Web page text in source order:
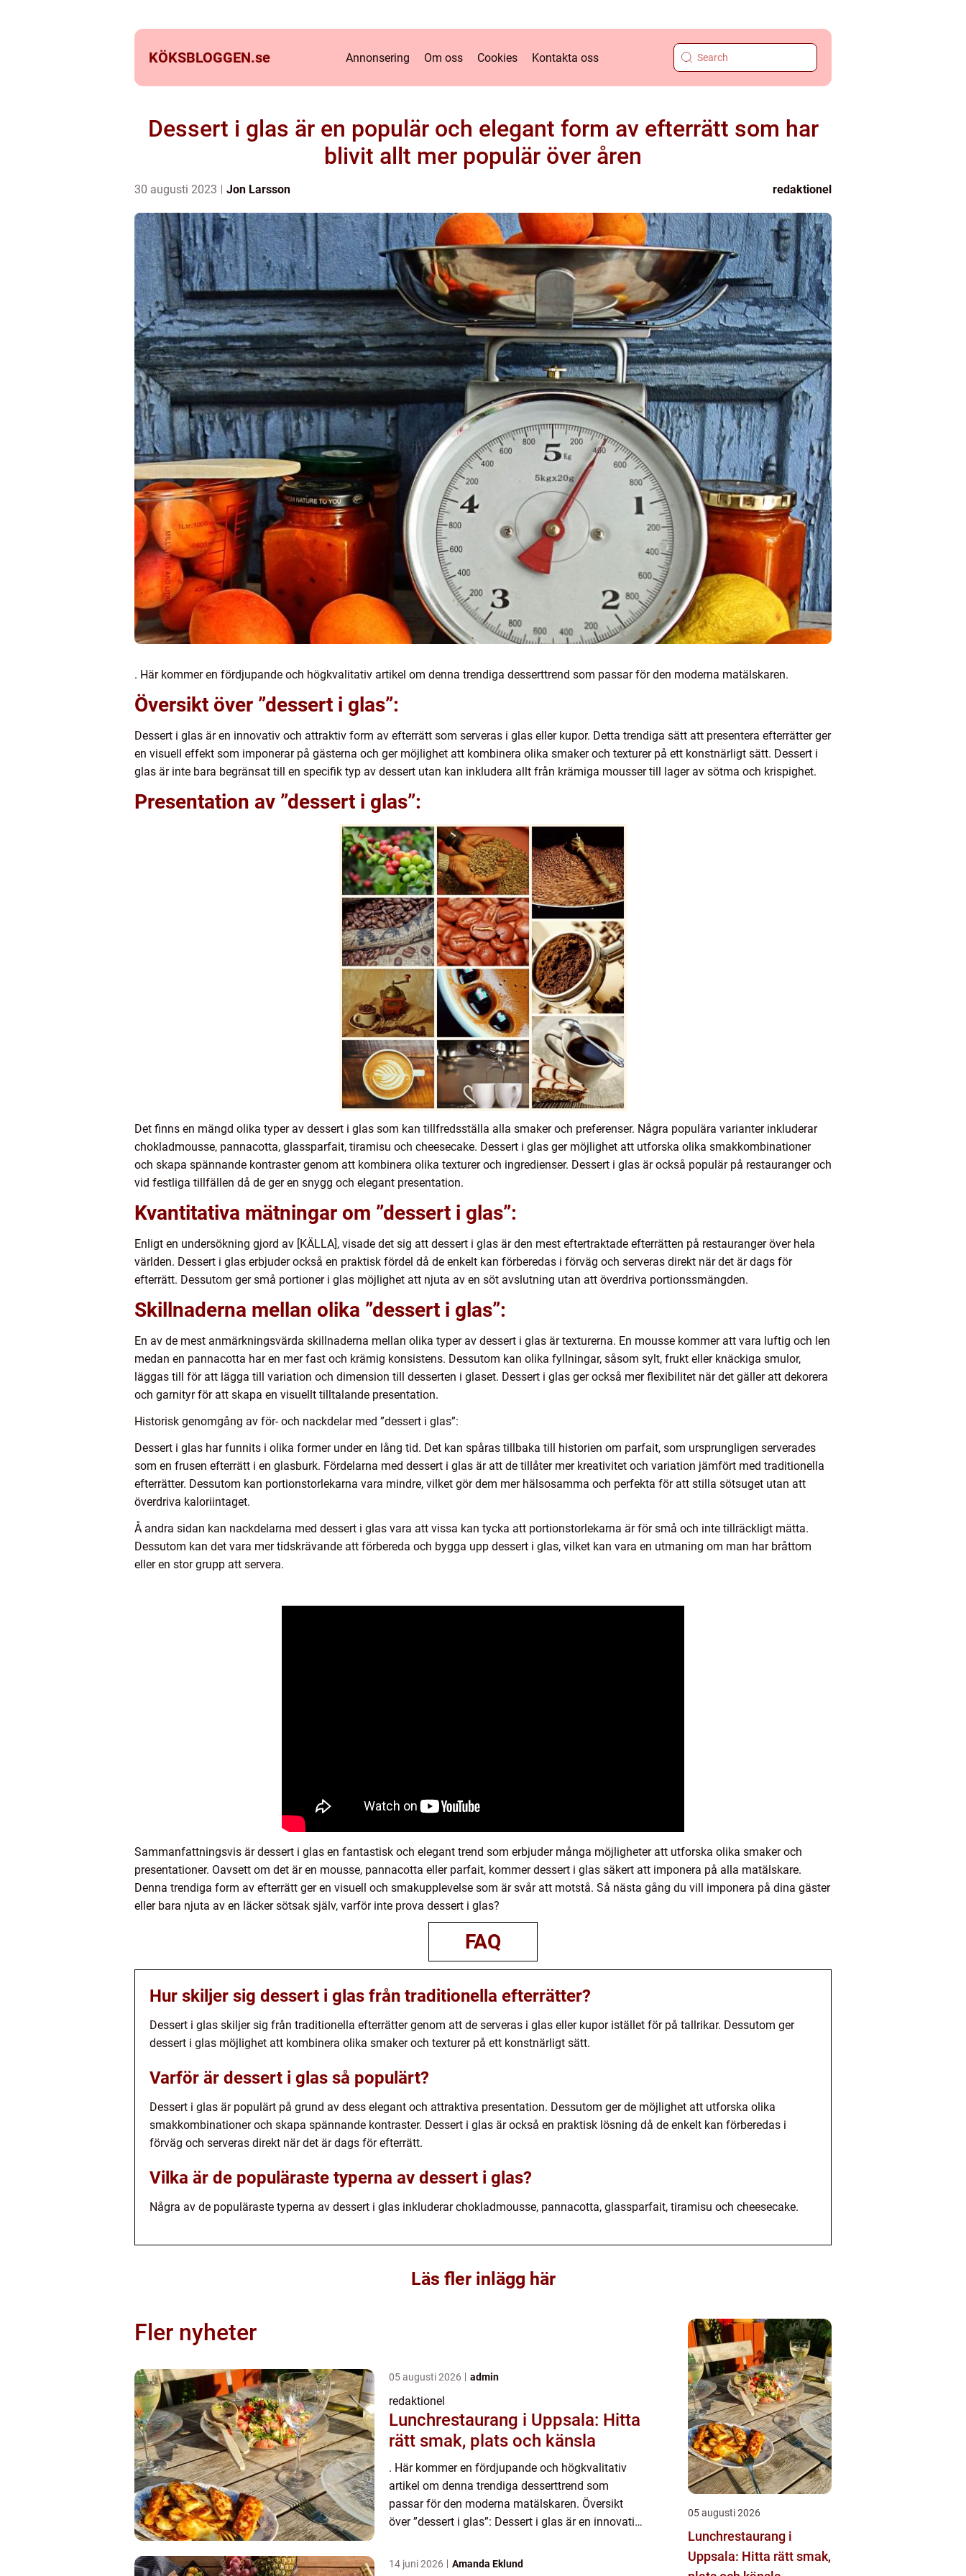
KÖKSBLOGGEN.se Annonsering Om oss Cookies Kontakta oss
Dessert i glas är en populär och elegant form av efterrätt som har
blivit allt mer populär över åren
30 augusti 2023 Jon Larsson redaktionel
. Här kommer en fördjupande och högkvalitativ artikel om denna trendiga desserttrend som passar för den moderna matälskaren.
Översikt över ”dessert i glas”:
Dessert i glas är en innovativ och attraktiv form av efterrätt som serveras i glas eller kupor. Detta trendiga sätt att presentera efterrätter ger
en visuell effekt som imponerar på gästerna och ger möjlighet att kombinera olika smaker och texturer på ett konstnärligt sätt. Dessert i
glas är inte bara begränsat till en specifik typ av dessert utan kan inkludera allt från krämiga mousser till lager av sötma och krispighet.
Presentation av ”dessert i glas”:
Det finns en mängd olika typer av dessert i glas som kan tillfredsställa alla smaker och preferenser. Några populära varianter inkluderar
chokladmousse, pannacotta, glassparfait, tiramisu och cheesecake. Dessert i glas ger möjlighet att utforska olika smakkombinationer
och skapa spännande kontraster genom att kombinera olika texturer och ingredienser. Dessert i glas är också populär på restauranger och
vid festliga tillfällen då de ger en snygg och elegant presentation.
Kvantitativa mätningar om ”dessert i glas”:
Enligt en undersökning gjord av [KÄLLA], visade det sig att dessert i glas är den mest eftertraktade efterrätten på restauranger över hela
världen. Dessert i glas erbjuder också en praktisk fördel då de enkelt kan förberedas i förväg och serveras direkt när det är dags för
efterrätt. Dessutom ger små portioner i glas möjlighet att njuta av en söt avslutning utan att överdriva portionssmängden.
Skillnaderna mellan olika ”dessert i glas”:
En av de mest anmärkningsvärda skillnaderna mellan olika typer av dessert i glas är texturerna. En mousse kommer att vara luftig och len
medan en pannacotta har en mer fast och krämig konsistens. Dessutom kan olika fyllningar, såsom sylt, frukt eller knäckiga smulor,
läggas till för att lägga till variation och dimension till desserten i glaset. Dessert i glas ger också mer flexibilitet när det gäller att dekorera
och garnityr för att skapa en visuellt tilltalande presentation.
Historisk genomgång av för- och nackdelar med ”dessert i glas”:
Dessert i glas har funnits i olika former under en lång tid. Det kan spåras tillbaka till historien om parfait, som ursprungligen serverades
som en frusen efterrätt i en glasburk. Fördelarna med dessert i glas är att de tillåter mer kreativitet och variation jämfört med traditionella
efterrätter. Dessutom kan portionstorlekarna vara mindre, vilket gör dem mer hälsosamma och perfekta för att stilla sötsuget utan att
överdriva kaloriintaget.
Å andra sidan kan nackdelarna med dessert i glas vara att vissa kan tycka att portionstorlekarna är för små och inte tillräckligt mätta.
Dessutom kan det vara mer tidskrävande att förbereda och bygga upp dessert i glas, vilket kan vara en utmaning om man har bråttom
eller en stor grupp att servera.
Sammanfattningsvis är dessert i glas en fantastisk och elegant trend som erbjuder många möjligheter att utforska olika smaker och
presentationer. Oavsett om det är en mousse, pannacotta eller parfait, kommer dessert i glas säkert att imponera på alla matälskare.
Denna trendiga form av efterrätt ger en visuell och smakupplevelse som är svår att motstå. Så nästa gång du vill imponera på dina gäster
eller bara njuta av en läcker sötsak själv, varför inte prova dessert i glas?
FAQ
Hur skiljer sig dessert i glas från traditionella efterrätter?
Dessert i glas skiljer sig från traditionella efterrätter genom att de serveras i glas eller kupor istället för på tallrikar. Dessutom ger
dessert i glas möjlighet att kombinera olika smaker och texturer på ett konstnärligt sätt.
Varför är dessert i glas så populärt?
Dessert i glas är populärt på grund av dess elegant och attraktiva presentation. Dessutom ger de möjlighet att utforska olika
smakkombinationer och skapa spännande kontraster. Dessert i glas är också en praktisk lösning då de enkelt kan förberedas i
förväg och serveras direkt när det är dags för efterrätt.
Vilka är de populäraste typerna av dessert i glas?
Några av de populäraste typerna av dessert i glas inkluderar chokladmousse, pannacotta, glassparfait, tiramisu och cheesecake.
Läs fler inlägg här
Fler nyheter
05 augusti 2026 admin
redaktionel
Lunchrestaurang i Uppsala: Hitta
rätt smak, plats och känsla
. Här kommer en fördjupande och högkvalitativ
artikel om denna trendiga desserttrend som
passar för den moderna matälskaren. Översikt
över ”dessert i glas”: Dessert i glas är en innovativ
14 juni 2026 Amanda Eklund
05 augusti 2026
Lunchrestaurang i
Uppsala: Hitta rätt smak,